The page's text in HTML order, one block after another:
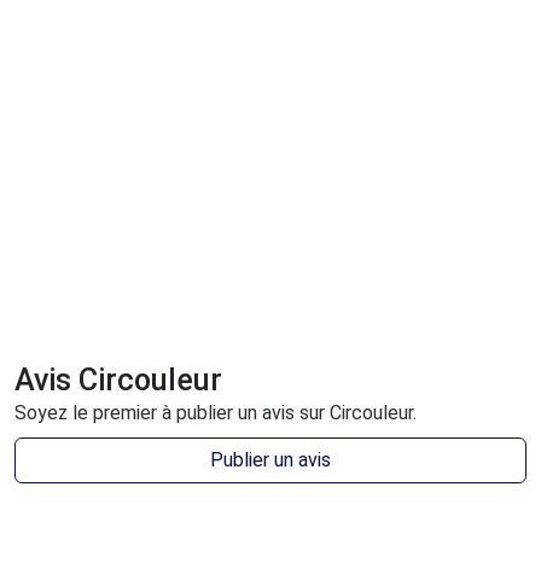
Avis Circouleur
Soyez le premier à publier un avis sur Circouleur.
Publier un avis